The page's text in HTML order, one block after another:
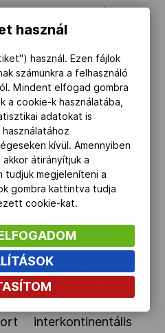
hangsúlyt
de Szöulban is
indult, és minél
egy európai
annál inkább
felé" – fejezte ki
szemben az öreg
első
itt
nemcsak hozzánk
egyeztetett az
Minisztériumával a
és a
is.
katonai birkózásból
interkontinentális
használ
használ. Ezen fájlok
számunkra a felhasználó
Mindent elfogad gombra
a cookie-k használatába,
adatokat is
kívül. Amennyiben
átirányítjuk a
tudjuk megjeleníteni a
gombra kattintva tudja
cookie-kat.